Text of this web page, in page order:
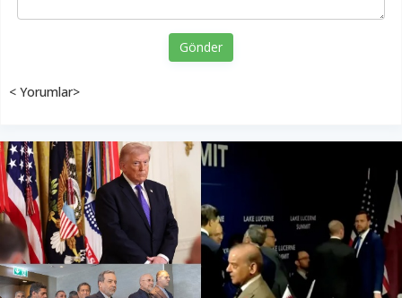
Gönder
< Yorumlar>